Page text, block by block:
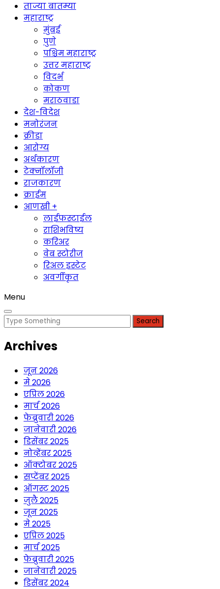
ताज्या बातम्या
महाराष्ट्र
मुंबई
पुणे
पश्चिम महाराष्ट्र
उत्तर महाराष्ट्र
विदर्भ
कोकण
मराठवाडा
देश-विदेश
मनोरंजन
क्रीडा
आरोग्य
अर्थकारण
टेक्नॉलॉजी
राजकारण
क्राईम
आणखी +
लाईफस्टाईल
राशिभविष्य
करिअर
वेब स्टोरीज
रिअल इस्टेट
अवर्गीकृत
Menu
Search
Archives
जून 2026
मे 2026
एप्रिल 2026
मार्च 2026
फेब्रुवारी 2026
जानेवारी 2026
डिसेंबर 2025
नोव्हेंबर 2025
ऑक्टोबर 2025
सप्टेंबर 2025
ऑगस्ट 2025
जुलै 2025
जून 2025
मे 2025
एप्रिल 2025
मार्च 2025
फेब्रुवारी 2025
जानेवारी 2025
डिसेंबर 2024